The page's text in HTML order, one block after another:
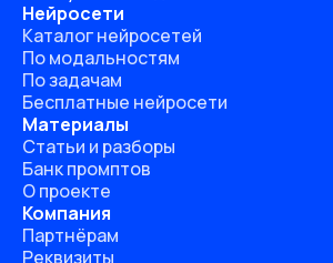
Нейросети
Каталог нейросетей
По модальностям
По задачам
Бесплатные нейросети
Материалы
Статьи и разборы
Банк промптов
О проекте
Компания
Партнёрам
Реквизиты